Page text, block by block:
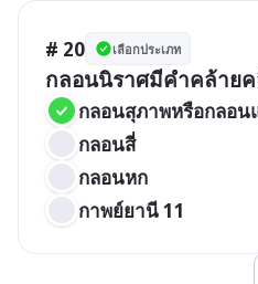
# 20 เลือกประเภท
กลอนนิราศมีคำคล้าย
กลอนสุภาพหรือกลอน
กลอนสี่
กลอนหก
กาพย์ยานี 11